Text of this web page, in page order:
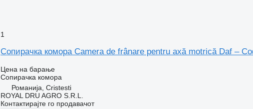
1
Сопирачка комора Camera de frânare pentru axă motrică Daf –
Цена на барање
Сопирачка комора
Романија, Cristesti
ROYAL DRU AGRO S.R.L.
Контактирајте го продавачот